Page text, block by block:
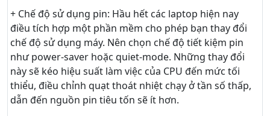
+ Chế độ sử dụng pin: Hầu hết các laptop hiện nay
điều tích hợp một phần mềm cho phép bạn thay đổi
chế độ sử dụng máy. Nên chọn chế độ tiết kiệm pin
như power-saver hoặc quiet-mode. Những thay đổi
này sẽ kéo hiệu suất làm việc của CPU đến mức tối
thiểu, điều chỉnh quạt thoát nhiệt chạy ở tần số thấp,
dẫn đến nguồn pin tiêu tốn sẽ ít hơn.